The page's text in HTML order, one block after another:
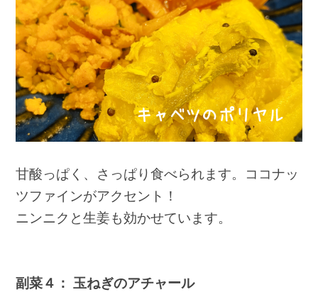
甘酸っぱく、さっぱり食べられます。ココナッ
ツファインがアクセント！
ニンニクと生姜も効かせています。
副菜４： 玉ねぎのアチャール